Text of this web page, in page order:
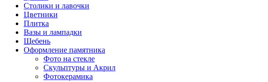
Столики и лавочки
Цветники
Плитка
Вазы и лампадки
Щебень
Оформление памятника
Фото на стекле
Скульптуры и Акрил
Фотокерамика